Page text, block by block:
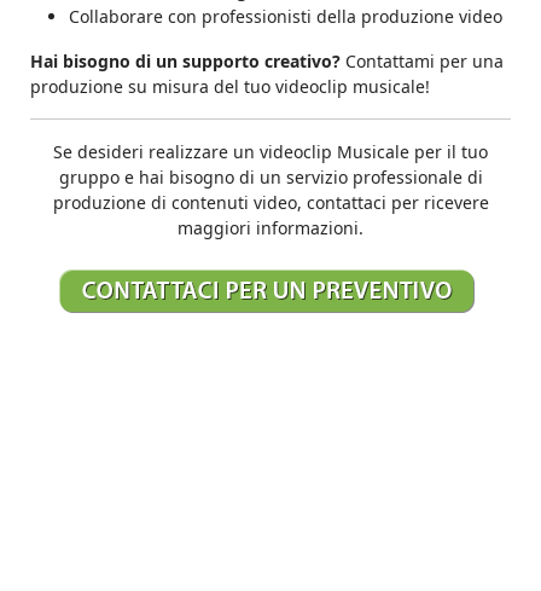
Collaborare con professionisti della produzione video
Hai bisogno di un supporto creativo? Contattami per una
produzione su misura del tuo videoclip musicale!
Se desideri realizzare un videoclip Musicale per il tuo
gruppo e hai bisogno di un servizio professionale di
produzione di contenuti video, contattaci per ricevere
maggiori informazioni.